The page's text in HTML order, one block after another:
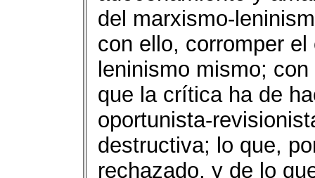
del marxismo-
con ello, corromper
leninismo mismo;
que la crítica ha de
oportunista-
destructiva; lo que,
rechazado, y de lo